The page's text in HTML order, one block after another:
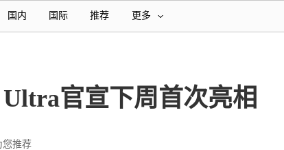
国内 国际 推荐 更多
官宣下周首次亮相
您推荐